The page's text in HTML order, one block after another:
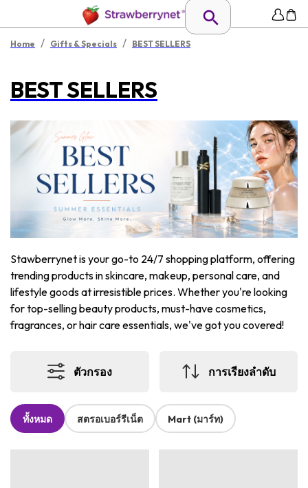
Home / Gifts & Specials / BEST SELLERS
BEST SELLERS
Stawberrynet is your go-to 24/7 shopping platform, offering
trending products in skincare, makeup, personal care, and
lifestyle goods at irresistible prices. Whether you're looking
for top-selling beauty products, must-have cosmetics,
fragrances, or hair care essentials, we've got you covered!
ตัวกรอง การเรียงลำดับ
ทั้งหมด สตรอเบอร์รีเน็ต Mart (มาร์ท)